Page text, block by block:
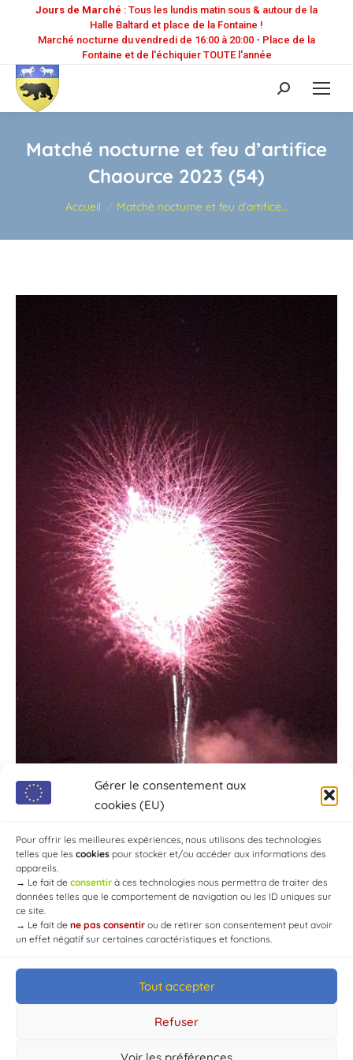
Gérer le consentement aux
cookies (EU)
Pour offrir les meilleures expériences, nous utilisons des technologies
telles que les cookies pour stocker et/ou accéder aux informations des
appareils.
→ Le fait de consentir à ces technologies nous permettra de traiter des
données telles que le comportement de navigation ou les ID uniques sur
ce site.
→ Le fait de ne pas consentir ou de retirer son consentement peut avoir
un effet négatif sur certaines caractéristiques et fonctions.
Tout accepter
Refuser
Voir les préférences
Jours de Marché : Tous les lundis matin sous & autour de la
Halle Baltard et place de la Fontaine !
Marché nocturne du vendredi de 16:00 à 20:00 - Place de la
Fontaine et de l'échiquier TOUTE l'année
Recherche
:
Matché nocturne et feu d’artifice
Chaource 2023 (54)
Vous êtes ici :
Accueil Matché nocturne et feu d’artifice…
© Mairie de Chaource [2004-2024] | Tous droits réservés.
Developed byWEB3-DESIGN